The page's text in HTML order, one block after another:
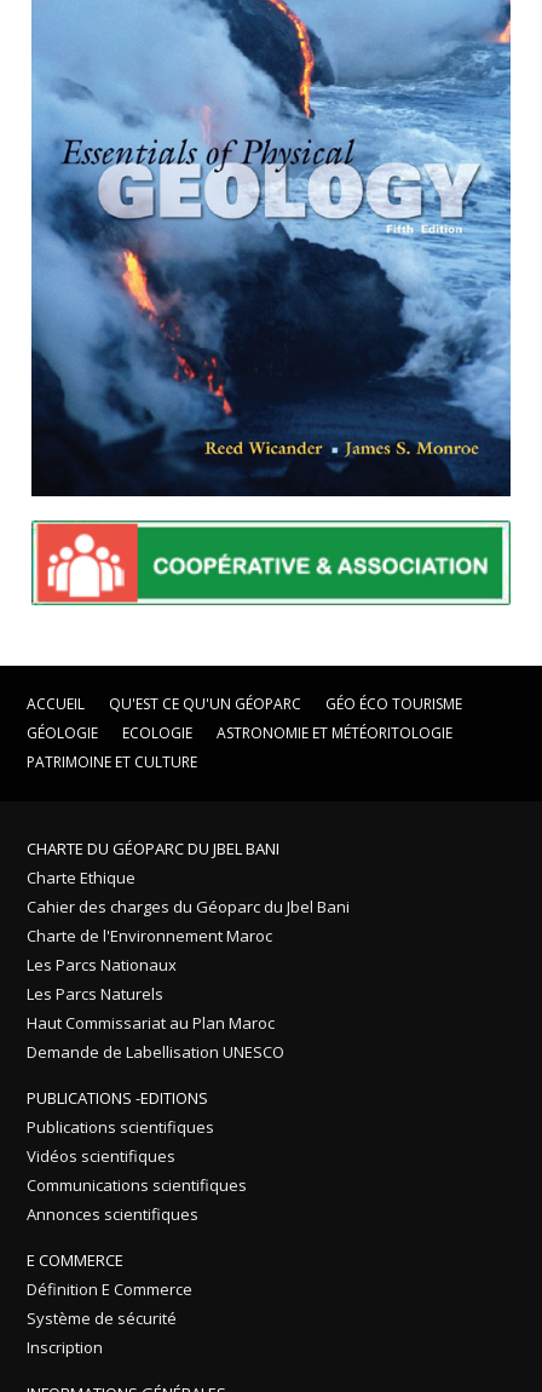
ACCUEIL QU'EST CE QU'UN GÉOPARC
GÉO ÉCO TOURISME
GÉOLOGIE
ECOLOGIE
ASTRONOMIE ET MÉTÉORITOLOGIE
PATRIMOINE ET CULTURE
CHARTE DU GÉOPARC DU JBEL BANI
Charte Ethique
Cahier des charges du Géoparc du Jbel Bani
Charte de l'Environnement Maroc
Les Parcs Nationaux
Les Parcs Naturels
Haut Commissariat au Plan Maroc
Demande de Labellisation UNESCO
PUBLICATIONS -EDITIONS
Publications scientifiques
Vidéos scientifiques
Communications scientifiques
Annonces scientifiques
E COMMERCE
Définition E Commerce
Système de sécurité
Inscription